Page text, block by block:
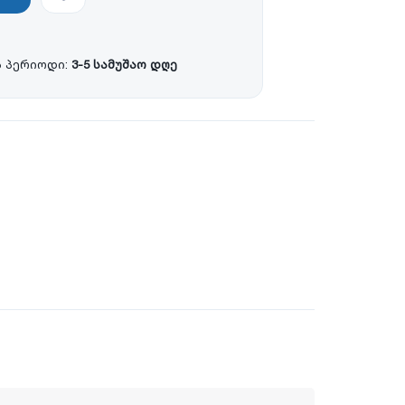
პერიოდი: 3-5 სამუშაო დღე